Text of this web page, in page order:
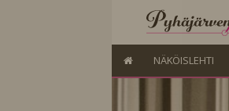
NÄKÖISLEHTI